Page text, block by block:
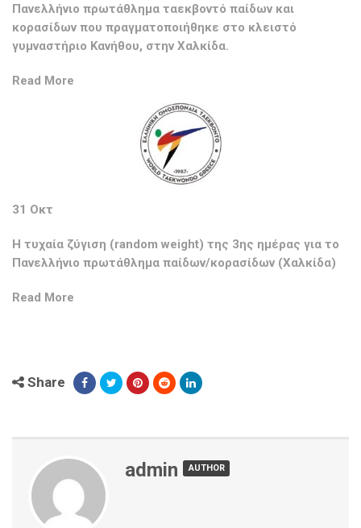
Πανελλήνιο πρωτάθλημα ταεκβοντό παίδων και
κορασίδων που πραγματοποιήθηκε στο κλειστό
γυμναστήριο Κανήθου, στην Χαλκίδα.
Read More
31 Οκτ
Η τυχαία ζύγιση (random weight) της 3ης ημέρας για το
Πανελλήνιο πρωτάθλημα παίδων/κορασίδων (Χαλκίδα)
Read More
Share
admin AUTHOR